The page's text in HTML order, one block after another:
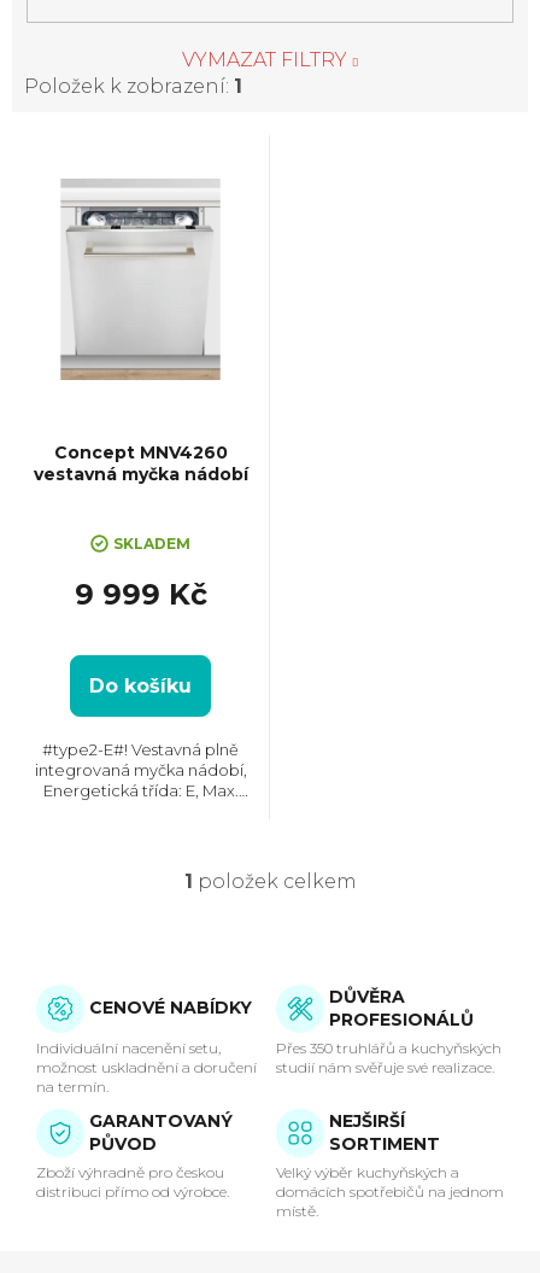
VYMAZAT FILTRY
Položek k zobrazení: 1
p
k
Concept MNV4260
vestavná myčka nádobí
SKLADEM
9 999 Kč
Do košíku
#type2-E#! Vestavná plně
integrovaná myčka nádobí,
Energetická třída: E, Max.
Spotřeba vody na cyklus: 11 l,...
O
l
á
a
c
1 položek celkem
CENOVÉ NABÍDKY
Individuální nacenění setu,
možnost uskladnění a doručení
na termín.
DŮVĚRA
PROFESIONÁLŮ
Přes 350 truhlářů a kuchyňských
studií nám svěřuje své realizace.
GARANTOVANÝ
PŮVOD
Zboží výhradně pro českou
distribuci přímo od výrobce.
NEJŠIRŠÍ
SORTIMENT
Velký výběr kuchyňských a
domácích spotřebičů na jednom
místě.